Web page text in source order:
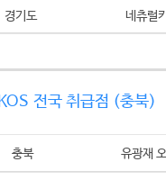
경기도 네츄럴
전국 취급점 (충북)
충북 유광재